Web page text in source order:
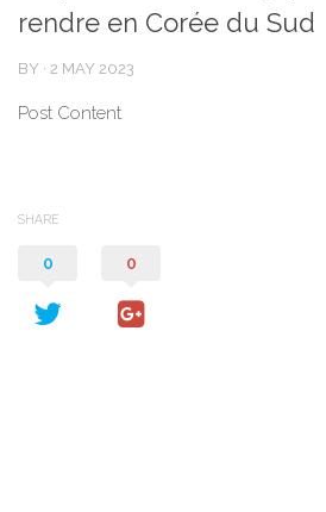
rendre en Corée du Sud
BY · 2 MAY 2023
Post Content
SHARE
0 0